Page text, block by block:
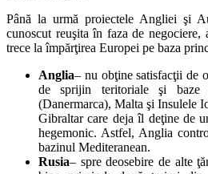
Până la urmă proiectele Angliei şi
cunoscut reuşita în faza de
trece la împărţirea Europei pe baza
Anglia– nu obţine satisfacţii de
de sprijin teritoriale şi baze
(Danermarca), Malta şi Insulele
Gibraltar care deja îl deţine de
hegemonic. Astfel, Anglia
bazinul Mediteranean.
Rusia– spre deosebire de alte